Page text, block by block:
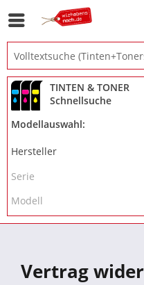
TINTEN & TONER
Schnellsuche
Modellauswahl:
Vertrag